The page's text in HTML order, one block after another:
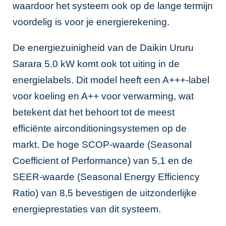
waardoor het systeem ook op de lange termijn
voordelig is voor je energierekening.
De energiezuinigheid van de Daikin Ururu
Sarara 5.0 kW komt ook tot uiting in de
energielabels. Dit model heeft een A+++-label
voor koeling en A++ voor verwarming, wat
betekent dat het behoort tot de meest
efficiënte airconditioningsystemen op de
markt. De hoge SCOP-waarde (Seasonal
Coefficient of Performance) van 5,1 en de
SEER-waarde (Seasonal Energy Efficiency
Ratio) van 8,5 bevestigen de uitzonderlijke
energieprestaties van dit systeem.